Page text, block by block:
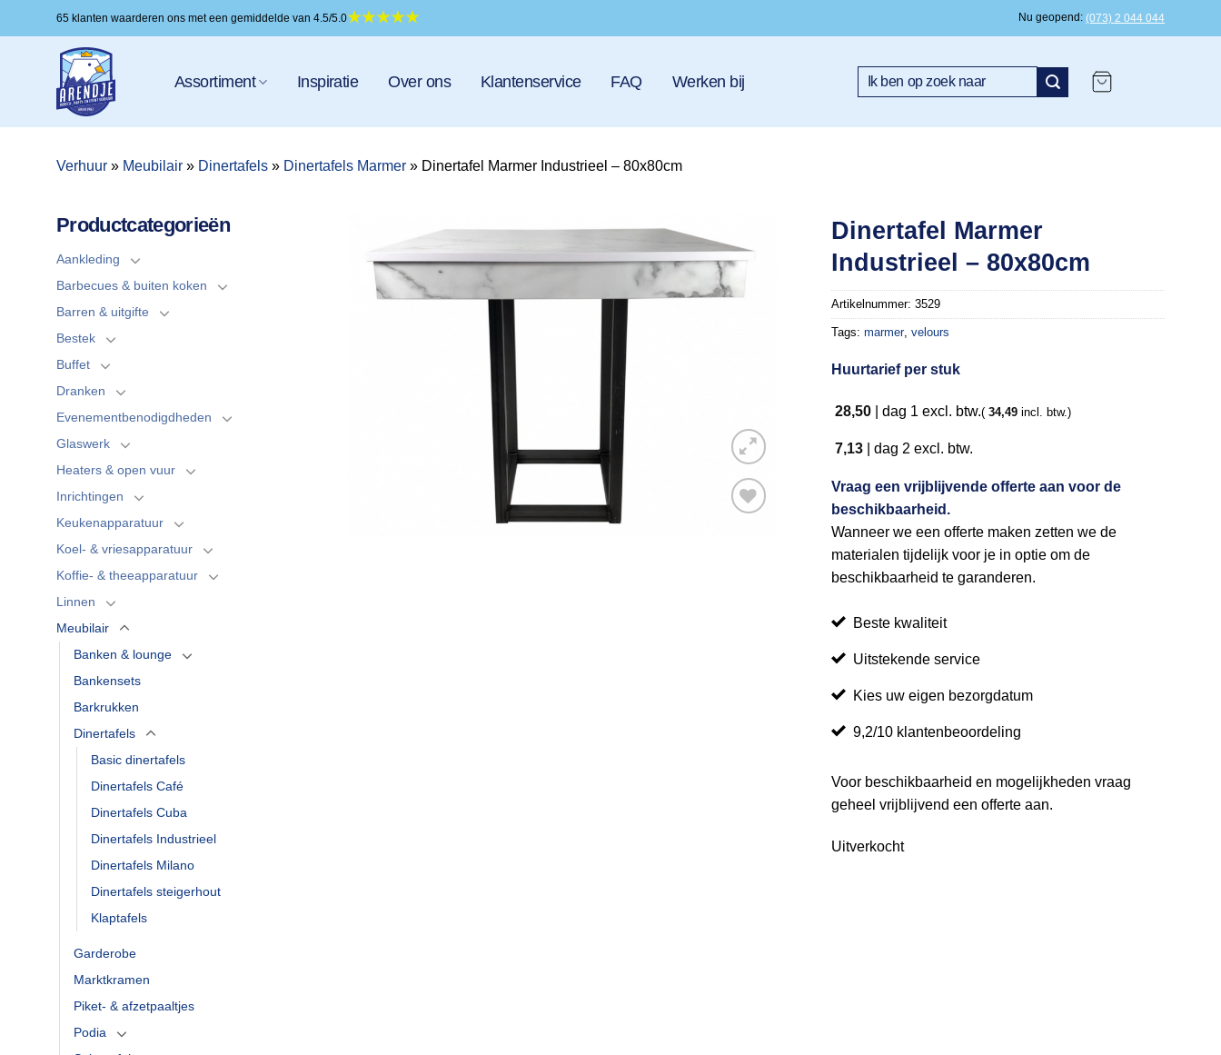
naar
65 klanten waarderen ons met een gemiddelde van 4.5/5.0 Nu geopend (073) 2 044 044
Assortiment Inspiratie Over ons Klantenservice FAQ Werken bij
Zoeken
Verhuur » Meubilair » Dinertafels » Dinertafels Marmer » Dinertafel Marmer Industrieel – 80x80cm
Productcategorieën
Aankleding
Barbecues & buiten koken
Barren & uitgifte
Bestek
Buffet
Dranken
Evenementbenodigdheden
Glaswerk
Heaters & open vuur
Inrichtingen
Keukenapparatuur
Koel- & vriesapparatuur
Koffie- & theeapparatuur
Linnen
Meubilair
Banken & lounge
Bankensets
Barkrukken
Dinertafels
Basic dinertafels
Dinertafels Café
Dinertafels Cuba
Dinertafels Industrieel
Dinertafels Milano
Dinertafels steigerhout
Klaptafels
Garderobe
Marktkramen
Piket- & afzetpaaltjes
Podia
Dinertafel Marmer
Industrieel – 80x80cm
Artikelnummer:3529
Tags:marmer,velours
Huurtarief per stuk
28,50 |dag 1 excl. btw.( 34,49 incl. btw.)
7,13 |dag 2 excl. btw.
Vraag een vrijblijvende offerte aan voor de
beschikbaarheid.
Wanneer we een offerte maken zetten we de
materialen tijdelijk voor je in optie om de
beschikbaarheid te garanderen.
Beste kwaliteit
Uitstekende service
Kies uw eigen bezorgdatum
9,2/10 klantenbeoordeling
Voor beschikbaarheid en mogelijkheden vraag
geheel vrijblijvend een offerte aan.
Uitverkocht